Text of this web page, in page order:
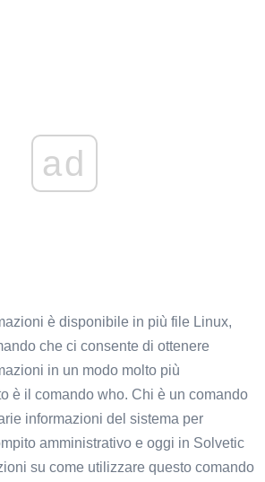
ad
è disponibile in più file Linux,
che ci consente di ottenere
in un modo molto più
è il comando who. Chi è un comando
informazioni del sistema per
amministrativo e oggi in Solvetic
su come utilizzare questo comando